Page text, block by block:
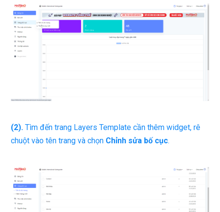
(2). Tìm đến trang Layers Template cần thêm widget, rê
chuột vào tên trang và chọn Chỉnh sửa bố cục.